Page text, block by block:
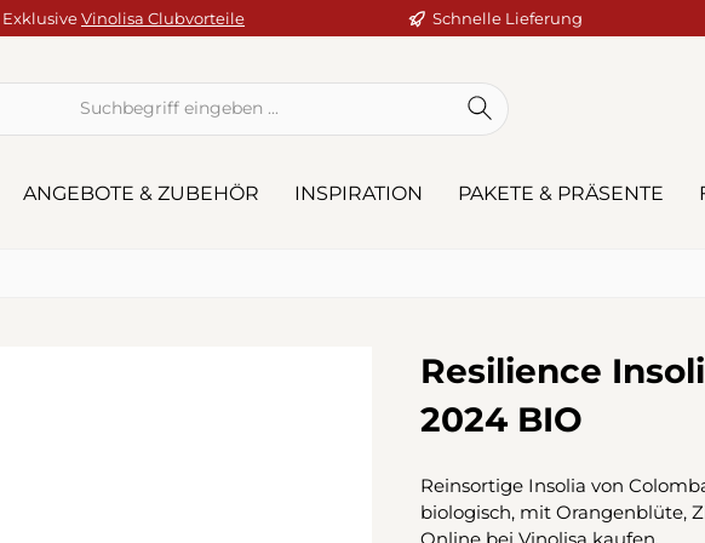
ExklusiveVinolisa Clubvorteile Schnelle Lieferung
ANGEBOTE & ZUBEHÖR INSPIRATION PAKETE & PRÄSENTE
Resilience
2024 BIO
Reinsortige Insolia von
biologisch, mit Orangenblüte,